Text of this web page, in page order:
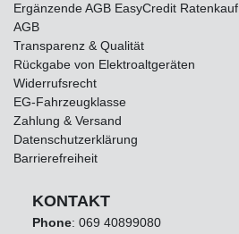
Ergänzende AGB EasyCredit Ratenkauf
AGB
Transparenz & Qualität
Rückgabe von Elektroaltgeräten
Widerrufsrecht
EG-Fahrzeugklasse
Zahlung & Versand
Datenschutzerklärung
Barrierefreiheit
KONTAKT
Phone: 069 40899080